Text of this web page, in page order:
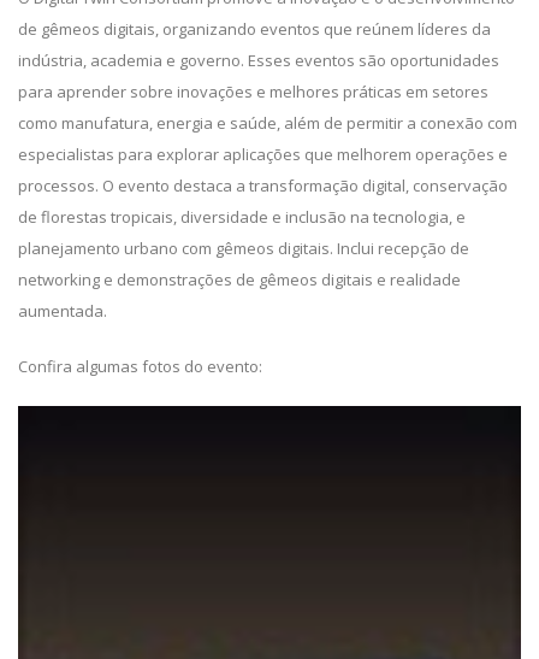
de gêmeos digitais, organizando eventos que reúnem líderes da
indústria, academia e governo. Esses eventos são oportunidades
para aprender sobre inovações e melhores práticas em setores
como manufatura, energia e saúde, além de permitir a conexão com
especialistas para explorar aplicações que melhorem operações e
processos. O evento destaca a transformação digital, conservação
de florestas tropicais, diversidade e inclusão na tecnologia, e
planejamento urbano com gêmeos digitais. Inclui recepção de
networking e demonstrações de gêmeos digitais e realidade
aumentada.
Confira algumas fotos do evento: